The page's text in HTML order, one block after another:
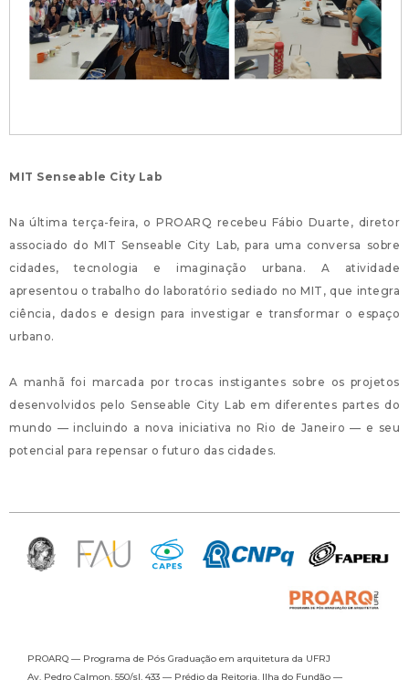
MIT Senseable City Lab
Na última terça-feira, o PROARQ recebeu Fábio Duarte, diretor
associado do MIT Senseable City Lab, para uma conversa sobre
cidades, tecnologia e imaginação urbana. A atividade
apresentou o trabalho do laboratório sediado no MIT, que integra
ciência, dados e design para investigar e transformar o espaço
urbano.
A manhã foi marcada por trocas instigantes sobre os projetos
desenvolvidos pelo Senseable City Lab em diferentes partes do
mundo — incluindo a nova iniciativa no Rio de Janeiro — e seu
potencial para repensar o futuro das cidades.
PROARQ — Programa de Pós Graduação em arquitetura da UFRJ
Av. Pedro Calmon, 550/sl. 433 — Prédio da Reitoria, Ilha do Fundão —